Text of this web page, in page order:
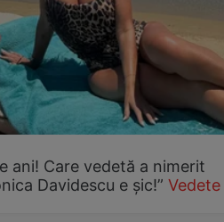
ani! Care vedetă a nimerit
Davidescu e șic!” Vedete